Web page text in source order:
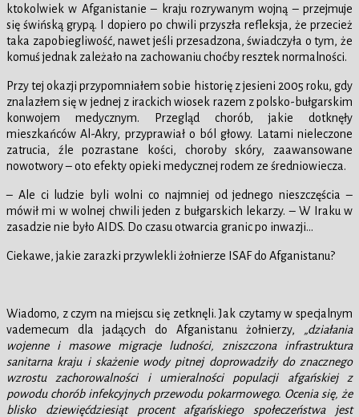
ktokolwiek w Afganistanie – kraju rozrywanym wojną – przejmuje
się świńską grypą. I dopiero po chwili przyszła refleksja, że przecież
taka zapobiegliwość, nawet jeśli przesadzona, świadczyła o tym, że
komuś jednak zależało na zachowaniu choćby resztek normalności.
Przy tej okazji przypomniałem sobie historię z jesieni 2005 roku, gdy
znalazłem się w jednej z irackich wiosek razem z polsko-bułgarskim
konwojem medycznym. Przegląd chorób, jakie dotknęły
mieszkańców Al-Akry, przyprawiał o ból głowy. Latami nieleczone
zatrucia, źle pozrastane kości, choroby skóry, zaawansowane
nowotwory – oto efekty opieki medycznej rodem ze średniowiecza.
– Ale ci ludzie byli wolni co najmniej od jednego nieszczęścia –
mówił mi w wolnej chwili jeden z bułgarskich lekarzy. – W Iraku w
zasadzie nie było AIDS. Do czasu otwarcia granic po inwazji…
Ciekawe, jakie zarazki przywlekli żołnierze ISAF do Afganistanu?
Wiadomo, z czym na miejscu się zetknęli. Jak czytamy w specjalnym
vademecum dla jadących do Afganistanu żołnierzy,
„działania
wojenne i masowe migracje ludności, zniszczona infrastruktura
sanitarna kraju i skażenie wody pitnej doprowadziły do znacznego
wzrostu zachorowalności i umieralności populacji afgańskiej z
powodu chorób infekcyjnych przewodu pokarmowego. Ocenia się, że
blisko dziewięćdziesiąt procent afgańskiego społeczeństwa jest